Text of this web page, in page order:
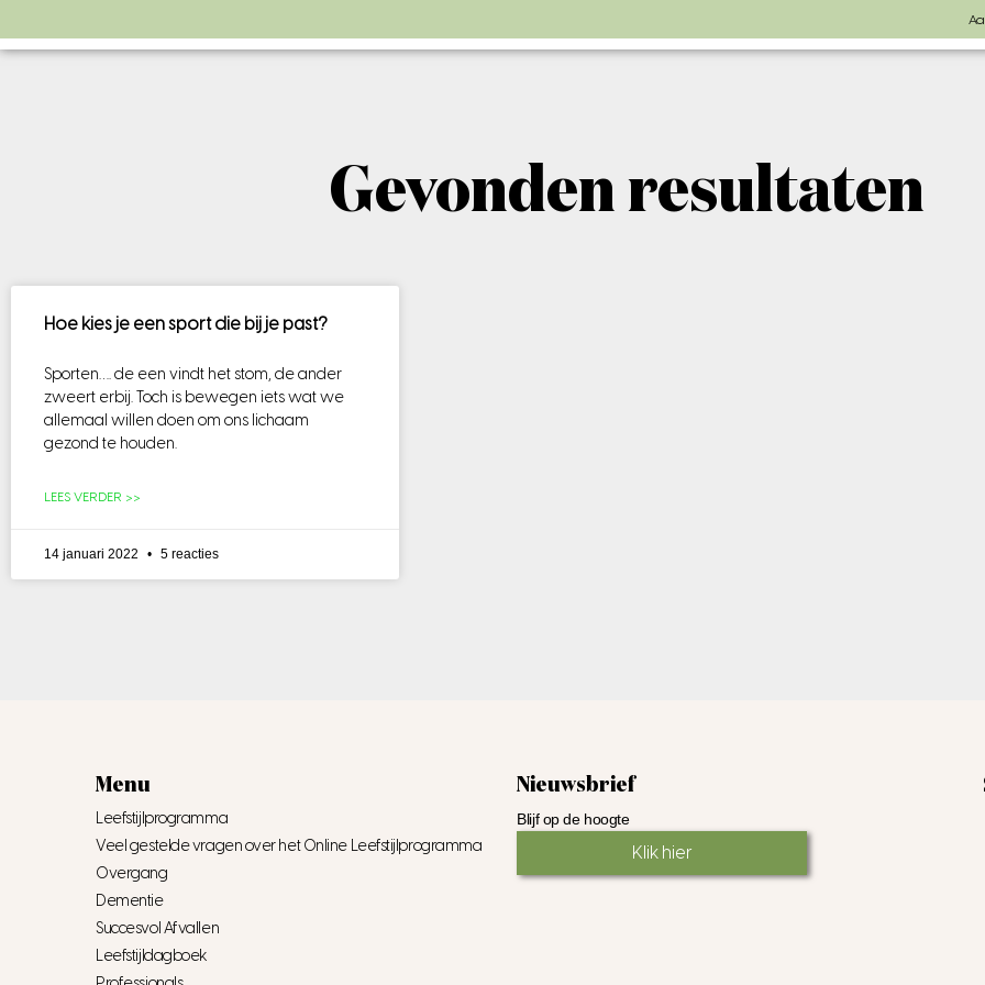
Gevonden resultaten
Hoe kies je een sport die bij je past?
Sporten…. de een vindt het stom, de ander
zweert erbij. Toch is bewegen iets wat we
allemaal willen doen om ons lichaam
gezond te houden.
LEES VERDER >>
14 januari 2022 5 reacties
Menu
Leefstijlprogramma
Veel gestelde vragen over het Online Leefstijlprogramma
Overgang
Dementie
Succesvol Afvallen
Leefstijldagboek
Nieuwsbrief
Blijf op de hoogte
Klik hier